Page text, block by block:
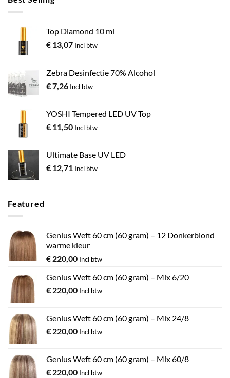
Top Diamond 10 ml
€ 13,07 Incl btw
Zebra Desinfectie 70% Alcohol
€7,26 Incl btw
YOSHI Tempered LED UV Top
€ 11,50 Incl btw
Ultimate Base UV LED
€ 12,71 Incl btw
Featured
Genius Weft 60 cm (60 gram) – 12 Donkerblond
warme kleur
€ 220,00 Incl btw
Genius Weft 60 cm (60 gram) – Mix 6/20
€ 220,00 Incl btw
Genius Weft 60 cm (60 gram) – Mix 24/8
€ 220,00 Incl btw
Genius Weft 60 cm (60 gram) – Mix 60/8
€ 220,00 Incl btw